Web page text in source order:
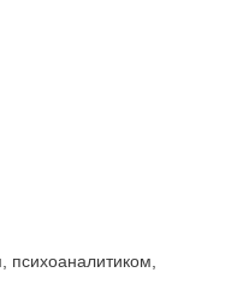
психоаналитиком,